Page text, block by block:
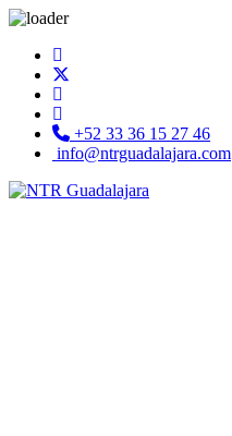
+52 33 36 15 27 46
info@ntrguadalajara.com